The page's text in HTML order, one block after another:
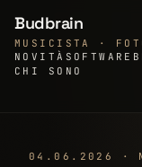
Budbrain
MUSICISTA ·
NOVITÀ SOFTWARE
CHI SONO
04.06.2026 ·